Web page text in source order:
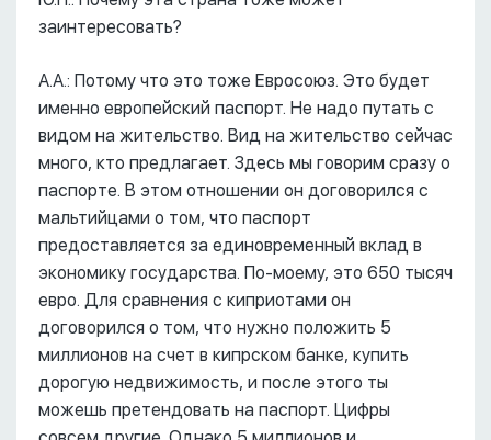
заинтересовать?
А.А.: Потому что это тоже Евросоюз. Это будет
именно европейский паспорт. Не надо путать с
видом на жительство. Вид на жительство сейчас
много, кто предлагает. Здесь мы говорим сразу о
паспорте. В этом отношении он договорился с
мальтийцами о том, что паспорт
предоставляется за единовременный вклад в
экономику государства. По-моему, это 650 тысяч
евро. Для сравнения с киприотами он
договорился о том, что нужно положить 5
миллионов на счет в кипрском банке, купить
дорогую недвижимость, и после этого ты
можешь претендовать на паспорт. Цифры